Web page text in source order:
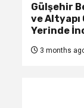
Gülşehir
ve Altyapı
Yerinde
3 months